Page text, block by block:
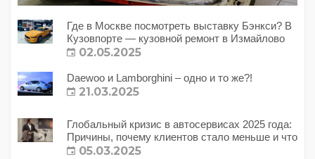
Где в Москве посмотреть выставку Бэнкси? В
Кузовпорте — кузовной ремонт в Измайлово
02.05.2025
Daewoo и Lamborghini – одно и то же?!
21.03.2025
Глобальный кризис в автосервисах 2025 года:
Причины, почему клиентов стало меньше и что
с этим делать?
05.03.2025